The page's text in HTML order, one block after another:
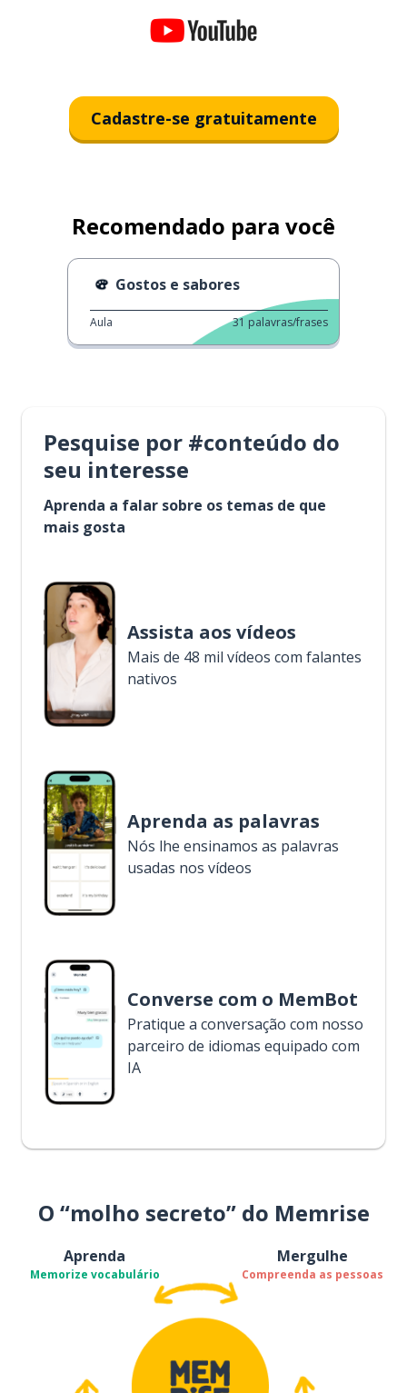
Cadastre-se gratuitamente
Recomendado para você
Gostos e sabores
Aula 31 palavras/frases
Pesquise por #conteúdo do
seu interesse
Aprenda a falar sobre os temas de que
mais gosta
Assista aos vídeos
Mais de 48 mil vídeos com falantes
nativos
Aprenda as palavras
Nós lhe ensinamos as palavras
usadas nos vídeos
Converse com o MemBot
Pratique a conversação com nosso
parceiro de idiomas equipado com
IA
O “molho secreto” do Memrise
Aprenda
Memorize vocabulário
Mergulhe
Compreenda as pessoas